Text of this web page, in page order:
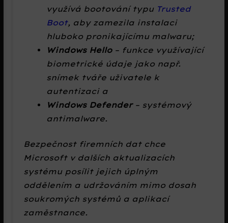
využívá bootování typu Trusted
Boot, aby zamezila instalaci
hluboko pronikajícímu malwaru;
Windows Hello – funkce využívající
biometrické údaje jako např.
snímek tváře uživatele k
autentizaci a
Windows Defender – systémový
antimalware.
Bezpečnost firemních dat chce
Microsoft v dalších aktualizacích
systému posílit jejich úplným
oddělením a udržováním mimo dosah
soukromých systémů a aplikací
zaměstnance.